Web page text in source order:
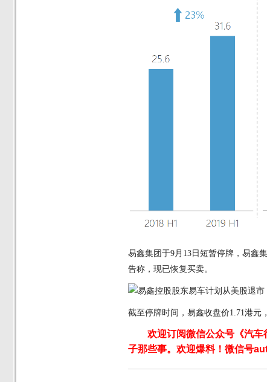
易鑫集团于9月13日短暂停牌，易鑫
告称，现已恢复买卖。
截至停牌时间，易鑫收盘价1.71港元
欢迎订阅微信公众号《汽
子那些事。欢迎爆料！微信号